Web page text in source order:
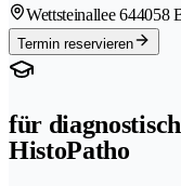
Wettsteinallee 644058
Termin reservieren
für
HistoPatho